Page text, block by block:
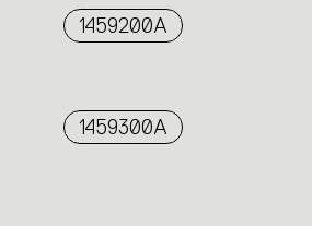
1459200A
1459300A